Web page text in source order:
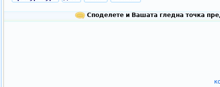
Споделете и Вашата гледна точка